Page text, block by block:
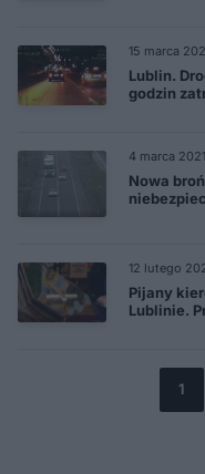
15 marca
Lublin.
godzin
4 marca 2021
Nowa
12 lutego
Pijany
Lublinie.
1